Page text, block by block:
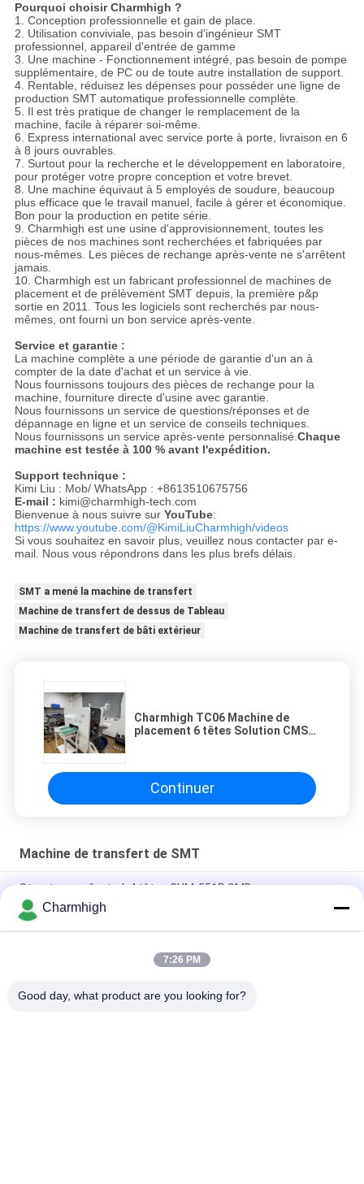
Pourquoi choisir Charmhigh ?
1. Conception professionnelle et gain de place.
2. Utilisation conviviale, pas besoin d'ingénieur SMT
professionnel, appareil d'entrée de gamme
3. Une machine - Fonctionnement intégré, pas besoin de pompe
supplémentaire, de PC ou de toute autre installation de support.
4. Rentable, réduisez les dépenses pour posséder une ligne de
production SMT automatique professionnelle complète.
5. Il est très pratique de changer le remplacement de la
machine, facile à réparer soi-même.
6. Express international avec service porte à porte, livraison en 6
à 8 jours ouvrables.
7. Surtout pour la recherche et le développement en laboratoire,
pour protéger votre propre conception et votre brevet.
8. Une machine équivaut à 5 employés de soudure, beaucoup
plus efficace que le travail manuel, facile à gérer et économique.
Bon pour la production en petite série.
9. Charmhigh est une usine d'approvisionnement, toutes les
pièces de nos machines sont recherchées et fabriquées par
nous-mêmes. Les pièces de rechange après-vente ne s'arrêtent
jamais.
10. Charmhigh est un fabricant professionnel de machines de
placement et de prélèvement SMT depuis, la première p&p
sortie en 2011. Tous les logiciels sont recherchés par nous-
mêmes, ont fourni un bon service après-vente.
Service et garantie :
La machine complète a une période de garantie d'un an à
compter de la date d'achat et un service à vie.
Nous fournissons toujours des pièces de rechange pour la
machine, fourniture directe d'usine avec garantie.
Nous fournissons un service de questions/réponses et de
dépannage en ligne et un service de conseils techniques.
Nous fournissons un service après-vente personnalisé. Chaque
machine est testée à 100 % avant l'expédition.
Support technique :
Kimi Liu : Mob/ WhatsApp : +8613510675756
E-mail : kimi@charmhigh-tech.com
Bienvenue à nous suivre sur YouTube:
https://www.youtube.com/@KimiLiuCharmhigh/videos
Si vous souhaitez en savoir plus, veuillez nous contacter par e-
mail. Nous vous répondrons dans les plus brefs délais.
SMT a mené la machine de transfert
Machine de transfert de dessus de Tableau
Machine de transfert de bâti extérieur
Charmhigh TC06 Machine de
placement 6 têtes Solution CMS
Continuer
Machine de transfert de SMT
Structure en fonte à 4 têtes CHM-551P SMD
Conception étroite Module TC06 de haute précision SMT Pick
and Place Machine 6 têtes Support 01005
Charmhigh TM08 PCBA pour la fabrication de puces SMT,
Charmhigh
7:26 PM
Good day, what product are you looking for?